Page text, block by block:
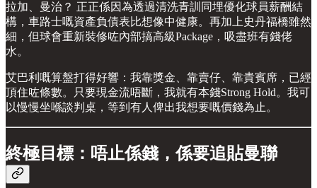
拉加、曼治？ 正正係因為透過清洗青訓同埋優化球員薪酬結
構，車路士嘅資產負債表比想像中健康。再加上史丹福橋雖然
細，但球會重新裝修咗內部搞高級Package，吸盡班有錢佬
水。
艾巴利嘅算盤打得好響：我靠獎金、靠賣仔、靠貴賓席，已經
頂住咗條數。只要現金流唔斷，我就有本錢Strong Hold。我可
以慢慢坐喺談判桌，等到有人俾出我想要嘅價錢為止。
終極目標：唔止係錢，係要追貼曼聯